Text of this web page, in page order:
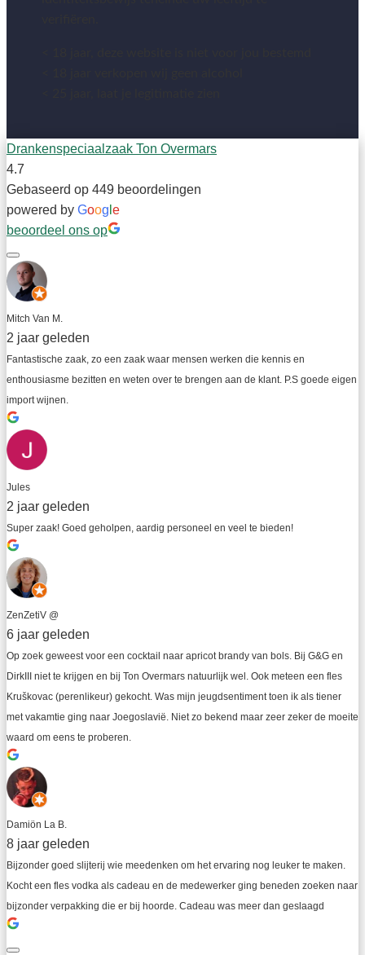
Drankenspeciaalzaak Ton Overmars
4.7
Gebaseerd op 449 beoordelingen
powered by Goog e
beoordeel ons op
Mitch Van M.
2 jaar geleden
Fantastische zaak, zo een zaak waar mensen werken die kennis en
enthousiasme bezitten en weten over te brengen aan de klant. P.S goede eigen
import wijnen.
Jules
2 jaar geleden
Super zaak! Goed geholpen, aardig personeel en veel te bieden!
ZenZetiV @
6 jaar geleden
Op zoek geweest voor een cocktail naar apricot brandy van bols. Bij G&G en
DirkIII niet te krijgen en bij Ton Overmars natuurlijk wel. Ook meteen een fles
Kruškovac (perenlikeur) gekocht. Was mijn jeugdsentiment toen ik als tiener
met vakamtie ging naar Joegoslavië. Niet zo bekend maar zeer zeker de moeite
waard om eens te proberen.
Damiön La B.
8 jaar geleden
Bijzonder goed slijterij wie meedenken om het ervaring nog leuker te maken.
Kocht een fles vodka als cadeau en de medewerker ging beneden zoeken naar
bijzonder verpakking die er bij hoorde. Cadeau was meer dan geslaagd